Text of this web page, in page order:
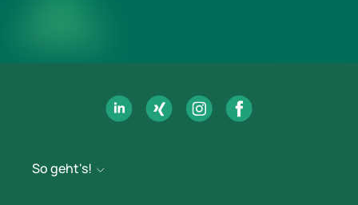
So geht's!